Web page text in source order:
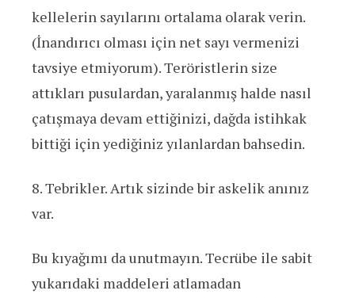
kellelerin sayılarını ortalama olarak verin.
(İnandırıcı olması için net sayı vermenizi
tavsiye etmiyorum). Teröristlerin size
attıkları pusulardan, yaralanmış halde nasıl
çatışmaya devam ettiğinizi, dağda istihkak
bittiği için yediğiniz yılanlardan bahsedin.
8. Tebrikler. Artık sizinde bir askelik anınız
var.
Bu kıyağımı da unutmayın. Tecrübe ile sabit
yukarıdaki maddeleri atlamadan